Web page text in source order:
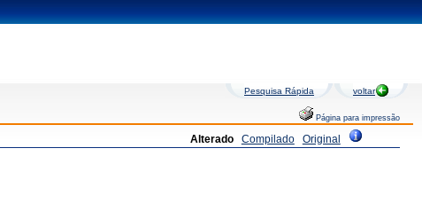
Pesquisa Rápida voltar
Página para impressão
Alterado Compilado Original